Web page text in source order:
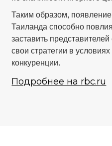
Таким образом,
Таиланда способно
заставить
свои стратегии в
конкуренции.
Подробнее на rbc.ru